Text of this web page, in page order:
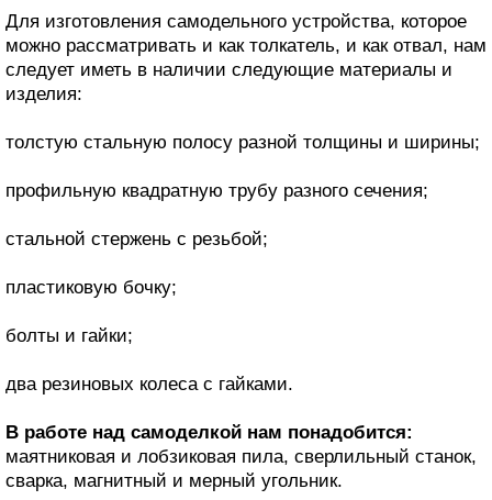
Для изготовления самодельного устройства, которое
можно рассматривать и как толкатель, и как отвал, нам
следует иметь в наличии следующие материалы и
изделия:
толстую стальную полосу разной толщины и ширины;
профильную квадратную трубу разного сечения;
стальной стержень с резьбой;
пластиковую бочку;
болты и гайки;
два резиновых колеса с гайками.
В работе над самоделкой нам понадобится:
маятниковая и лобзиковая пила, сверлильный станок,
сварка, магнитный и мерный угольник.